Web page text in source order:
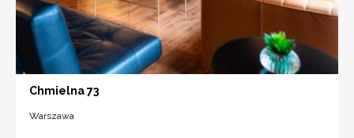
Chmielna 73
Warszawa